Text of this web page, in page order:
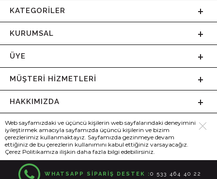
KATEGORILER
KURUMSAL
ÜYE
MÜŞTERI HIZMETLERI
HAKKIMIZDA
Web sayfamızdaki ve üçüncü kişilerin web sayfalarındaki deneyimini
iyileştirmek amacıyla sayfamızda üçüncü kişilerin ve bizim
çerezlerimiz kullanmaktayız. Sayfamızda gezinmeye devam
ettiğiniz de bu çerezlerin kullanımını kabul ettiğiniz varsayacağız.
Çerez Politikamıza ilişkin daha fazla bilgi edebilirsiniz.
WHATSAPP SİPARİŞ DESTEK :0 533 464 40 22